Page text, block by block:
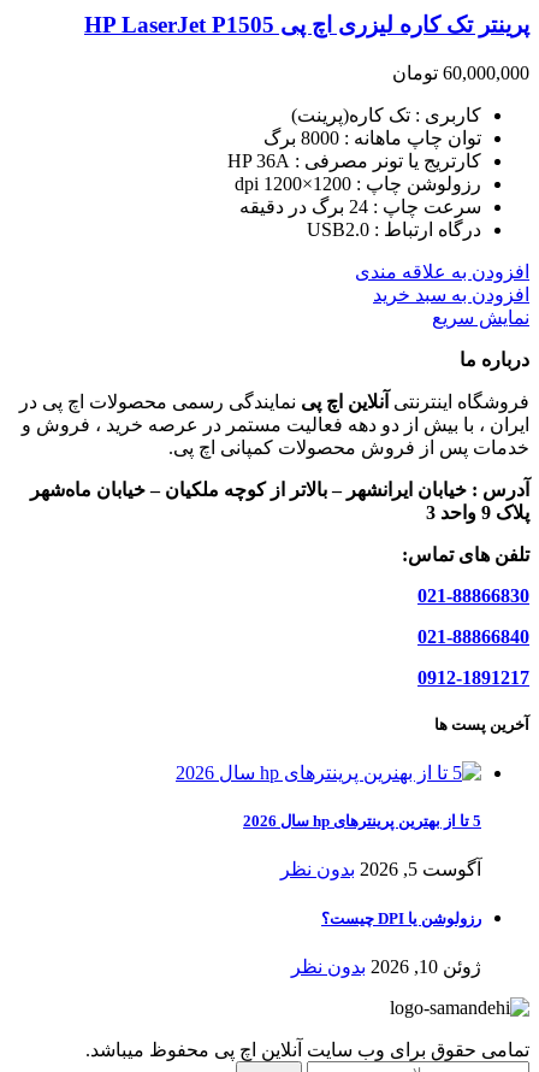
پرینتر تک کاره لیزری اچ پی HP LaserJet P1505
60,000,000 تومان
کاربری : تک کاره(پرینت)
توان چاپ ماهانه : 8000 برگ
کارتریج یا تونر مصرفی : HP 36A
رزولوشن چاپ : 1200×1200 dpi
سرعت چاپ : 24 برگ در دقیقه
درگاه ارتباط : USB2.0
افزودن به علاقه مندی
افزودن به سبد خرید
نمایش سریع
درباره ما
فروشگاه اینترنتی آنلاین اچ پی نمایندگی رسمی محصولات اچ پی در
ایران ، با بیش از دو دهه فعالیت مستمر در عرصه خرید ، فروش و
خدمات پس از فروش محصولات کمپانی اچ پی.
آدرس : خیابان ایرانشهر – بالاتر از کوچه ملکیان – خیابان ماه‌شهر
پلاک 9 واحد 3
تلفن های تماس:
021-88866830
021-88866840
0912-1891217
آخرین پست ها
5 تا از بهترین پرینترهای hp سال 2026
آگوست 5, 2026 بدون نظر
رزولوشن یا DPI چیست؟
ژوئن 10, 2026 بدون نظر
تمامی حقوق برای وب سایت آنلاین اچ پی محفوظ میباشد.